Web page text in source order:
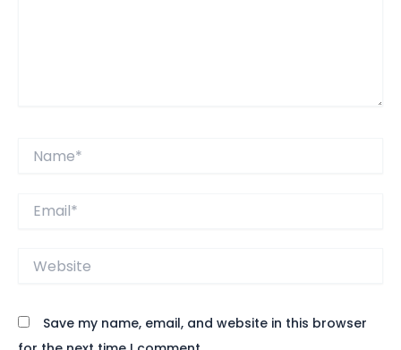
Website
Save my name, email, and website in this browser